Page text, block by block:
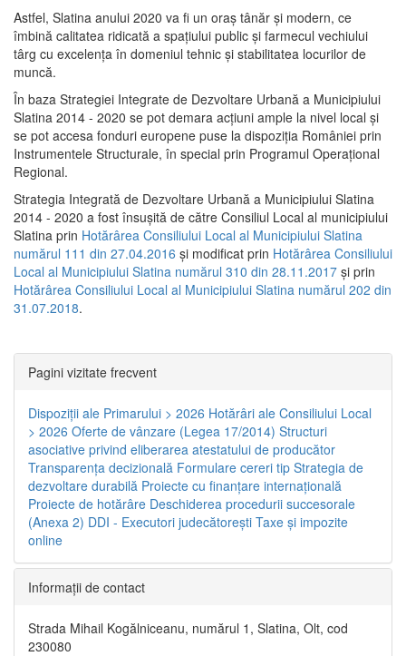
Astfel, Slatina anului 2020 va fi un oraş tânăr şi modern, ce
îmbină calitatea ridicată a spaţiului public şi farmecul vechiului
târg cu excelenţa în domeniul tehnic şi stabilitatea locurilor de
muncă.
În baza Strategiei Integrate de Dezvoltare Urbană a Municipiului
Slatina 2014 - 2020 se pot demara acţiuni ample la nivel local şi
se pot accesa fonduri europene puse la dispoziţia României prin
Instrumentele Structurale, în special prin Programul Operațional
Regional.
Strategia Integrată de Dezvoltare Urbană a Municipiului Slatina
2014 - 2020 a fost însuşită de către Consiliul Local al municipiului
Slatina prin Hotărârea Consiliului Local al Municipiului Slatina
numărul 111 din 27.04.2016 și modificat prin Hotărârea Consiliului
Local al Municipiului Slatina numărul 310 din 28.11.2017 și prin
Hotărârea Consiliului Local al Municipiului Slatina numărul 202 din
31.07.2018.
Pagini vizitate frecvent
Dispoziţii ale Primarului > 2026 Hotărâri ale Consiliului Local
> 2026 Oferte de vânzare (Legea 17/2014) Structuri
asociative privind eliberarea atestatului de producător
Transparenţa decizională Formulare cereri tip Strategia de
dezvoltare durabilă Proiecte cu finanţare internaţională
Proiecte de hotărâre Deschiderea procedurii succesorale
(Anexa 2) DDI - Executori judecătorești Taxe şi impozite
online
Informaţii de contact
Strada Mihail Kogălniceanu, numărul 1, Slatina, Olt, cod
230080